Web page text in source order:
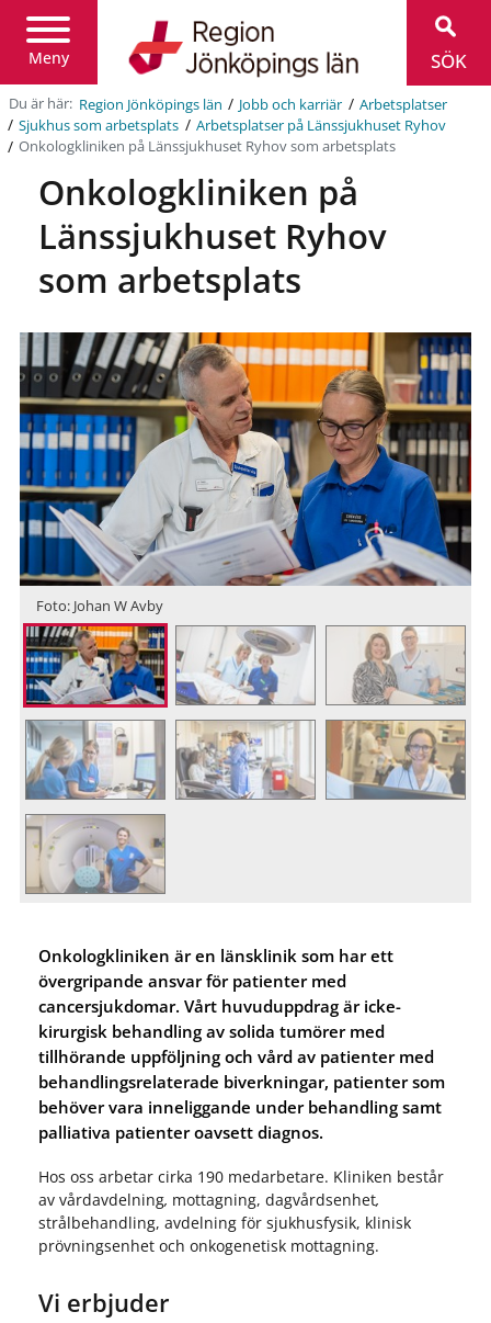
Meny
Jönköpings
län
SÖK
Du är här: Region Jönköpings län / Jobb och karriär / Arbetsplatser
/ Sjukhus som arbetsplats / Arbetsplatser på Länssjukhuset Ryhov
/ Onkologkliniken på Länssjukhuset Ryhov som arbetsplats
Onkologkliniken på
Länssjukhuset Ryhov
som arbetsplats
Foto: Johan W Avby
Onkologkliniken är en länsklinik som har ett
övergripande ansvar för patienter med
cancersjukdomar. Vårt huvuduppdrag är icke-
kirurgisk behandling av solida tumörer med
tillhörande uppföljning och vård av patienter med
behandlingsrelaterade biverkningar, patienter som
behöver vara inneliggande under behandling samt
palliativa patienter oavsett diagnos.
Hos oss arbetar cirka 190 medarbetare. Kliniken består
av vårdavdelning, mottagning, dagvårdsenhet,
strålbehandling, avdelning för sjukhusfysik, klinisk
prövningsenhet och onkogenetisk mottagning.
Vi erbjuder